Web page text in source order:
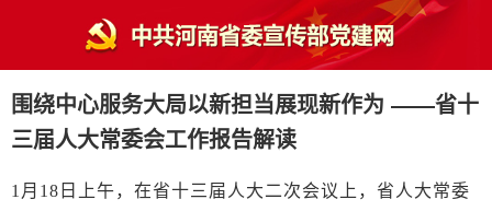
围绕中心服务大局以新担当展现新作为 ——省十
三届人大常委会工作报告解读
1月18日上午，在省十三届人大二次会议上，省人大常委